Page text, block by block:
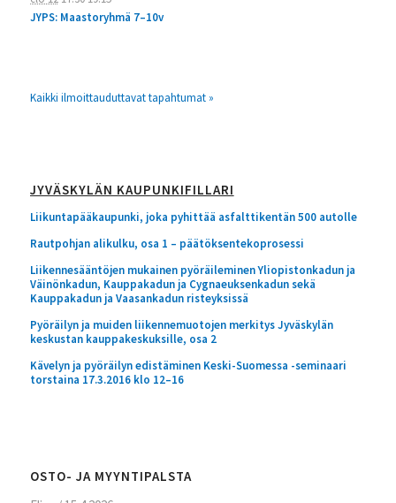
JYPS: Maastoryhmä 7–10v
Kaikki ilmoittauduttavat tapahtumat »
JYVÄSKYLÄN KAUPUNKIFILLARI
Liikuntapääkaupunki, joka pyhittää asfalttikentän 500 autolle
Rautpohjan alikulku, osa 1 – päätöksentekoprosessi
Liikennesääntöjen mukainen pyöräileminen Yliopistonkadun ja
Väinönkadun, Kauppakadun ja Cygnaeuksenkadun sekä
Kauppakadun ja Vaasankadun risteyksissä
Pyöräilyn ja muiden liikennemuotojen merkitys Jyväskylän
keskustan kauppakeskuksille, osa 2
Kävelyn ja pyöräilyn edistäminen Keski-Suomessa -seminaari
torstaina 17.3.2016 klo 12–16
OSTO- JA MYYNTIPALSTA